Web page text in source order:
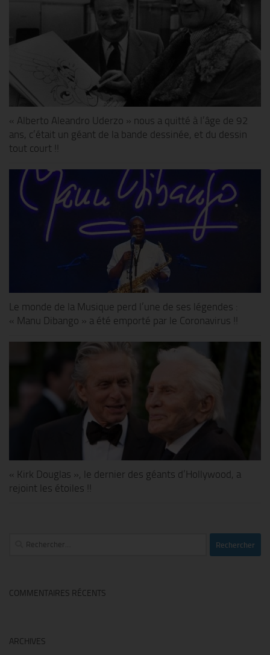
« Alberto Aleandro Uderzo » nous a quitté à l’âge de 92
ans, c’était un géant de la bande dessinée, et du dessin
tout court !!
Le monde de la Musique perd l’une de ses légendes :
« Manu Dibango » a été emporté par le Coronavirus !!
« Kirk Douglas », le dernier des géants d’Hollywood, a
rejoint les étoiles !!
Rechercher :
COMMENTAIRES RÉCENTS
ARCHIVES